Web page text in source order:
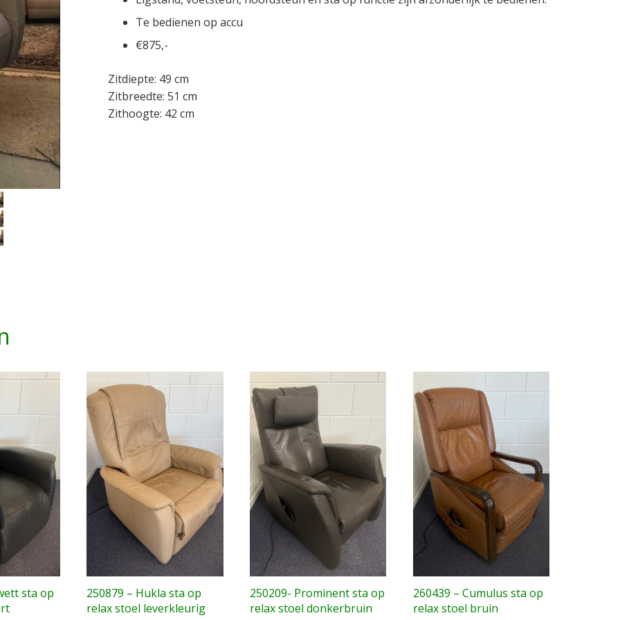
Te bedienen op accu
€875,-
Zitdiepte: 49 cm
Zitbreedte: 51 cm
Zithoogte: 42 cm
sta op
250879 – Hukla sta op
relax stoel leverkleurig
250209- Prominent sta op
relax stoel donkerbruin
260439 – Cumulus sta op
relax stoel bruin